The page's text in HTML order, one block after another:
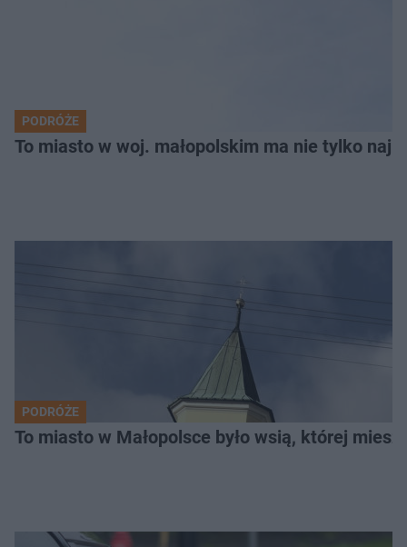
PODRÓŻE
To miasto w woj. małopolskim ma nie tylko
PODRÓŻE
To miasto w Małopolsce było wsią, której